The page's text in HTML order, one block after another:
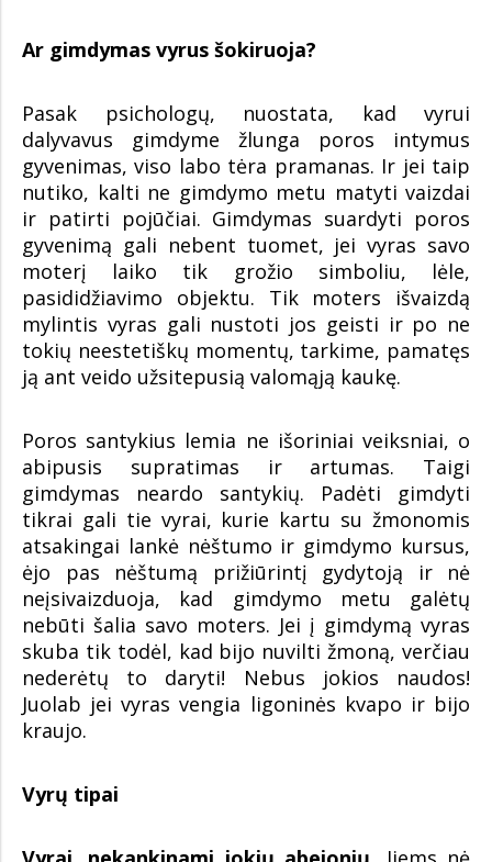
Ar gimdymas vyrus šokiruoja?
Pasak psichologų, nuostata, kad vyrui
dalyvavus gimdyme žlunga poros intymus
gyvenimas, viso labo tėra pramanas. Ir jei taip
nutiko, kalti ne gimdymo metu matyti vaizdai
ir patirti pojūčiai. Gimdymas suardyti poros
gyvenimą gali nebent tuomet, jei vyras savo
moterį laiko tik grožio simboliu, lėle,
pasididžiavimo objektu. Tik moters išvaizdą
mylintis vyras gali nustoti jos geisti ir po ne
tokių neestetiškų momentų, tarkime, pamatęs
ją ant veido užsitepusią valomąją kaukę.
Poros santykius lemia ne išoriniai veiksniai, o
abipusis supratimas ir artumas. Taigi
gimdymas neardo santykių. Padėti gimdyti
tikrai gali tie vyrai, kurie kartu su žmonomis
atsakingai lankė nėštumo ir gimdymo kursus,
ėjo pas nėštumą prižiūrintį gydytoją ir nė
neįsivaizduoja, kad gimdymo metu galėtų
nebūti šalia savo moters. Jei į gimdymą vyras
skuba tik todėl, kad bijo nuvilti žmoną, verčiau
nederėtų to daryti! Nebus jokios naudos!
Juolab jei vyras vengia ligoninės kvapo ir bijo
kraujo.
Vyrų tipai